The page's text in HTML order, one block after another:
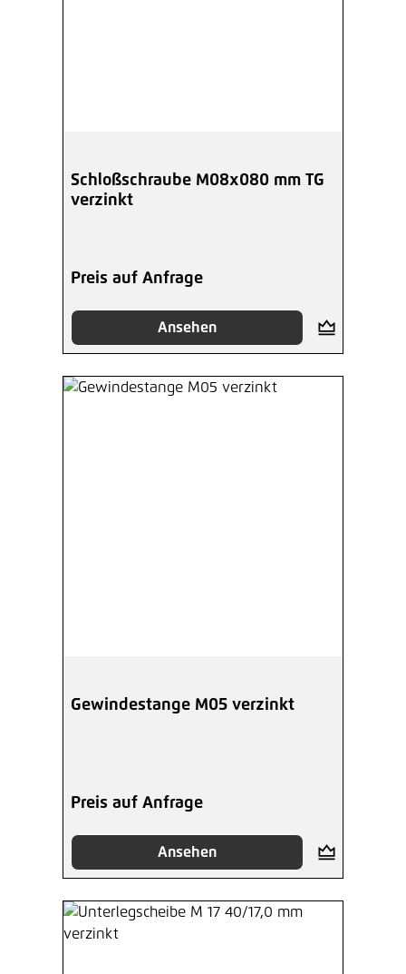
Schloßschraube M08x080 mm TG
verzinkt
Preis auf Anfrage
Ansehen
Gewindestange M05 verzinkt
Preis auf Anfrage
Ansehen